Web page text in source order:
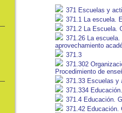
371 Escuelas y
371.1 La escuela.
371.2 La Escuela.
371.26 La
aprovechamiento
371.3
371.302
Procedimiento de
371.33 Escuelas y
371.334
371.4 Educación.
371.42 Educación.